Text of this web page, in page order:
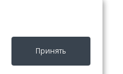
или Вам требуется
Принять